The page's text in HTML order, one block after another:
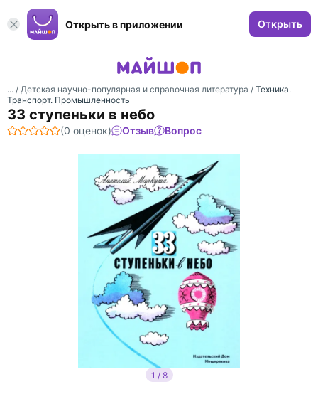
Открыть в приложении Открыть
... / Детская научно-популярная и справочная литература / Техника.
Транспорт. Промышленность
33 ступеньки в небо
(0 оценок) Отзыв Вопрос
1 / 8